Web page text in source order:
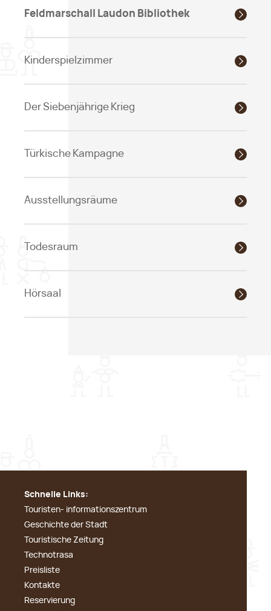
Feldmarschall Laudon Bibliothek
Kinderspielzimmer
Der Siebenjährige Krieg
Türkische Kampagne
Ausstellungsräume
Todesraum
Hörsaal
Schnelle Links:
Touristen- informationszentrum
Geschichte der Stadt
Touristische Zeitung
Technotrasa
Preisliste
Kontakte
Reservierung